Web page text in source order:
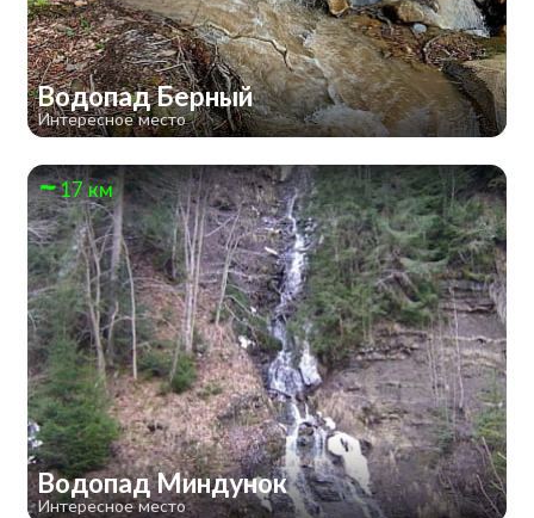
Водопад Берный
Интересное место
17 км
Водопад Миндунок
Интересное место